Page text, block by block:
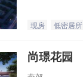
现房 低密居所
尚璟花园